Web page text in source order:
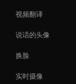
视频翻译
说话的头像
换脸
实时摄像